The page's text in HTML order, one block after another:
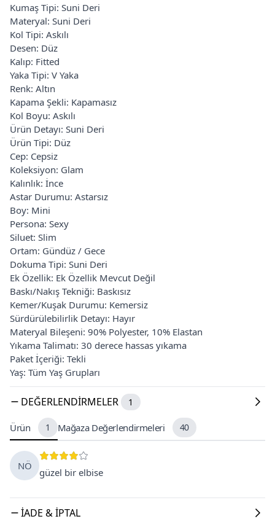
Kumaş Tipi: Suni Deri
Materyal: Suni Deri
Kol Tipi: Askılı
Desen: Düz
Kalıp: Fitted
Yaka Tipi: V Yaka
Renk: Altın
Kapama Şekli: Kapamasız
Kol Boyu: Askılı
Ürün Detayı: Suni Deri
Ürün Tipi: Düz
Cep: Cepsiz
Koleksiyon: Glam
Kalınlık: İnce
Astar Durumu: Astarsız
Boy: Mini
Persona: Sexy
Siluet: Slim
Ortam: Gündüz / Gece
Dokuma Tipi: Suni Deri
Ek Özellik: Ek Özellik Mevcut Değil
Baskı/Nakış Tekniği: Baskısız
Kemer/Kuşak Durumu: Kemersiz
Sürdürülebilirlik Detayı: Hayır
Materyal Bileşeni: 90% Polyester, 10% Elastan
Yıkama Talimatı: 30 derece hassas yıkama
Paket İçeriği: Tekli
Yaş: Tüm Yaş Grupları
DEĞERLENDIRMELER 1
Ürün 1 Mağaza Değerlendirmeleri 40
NÖ
güzel bir elbise
İADE & İPTAL